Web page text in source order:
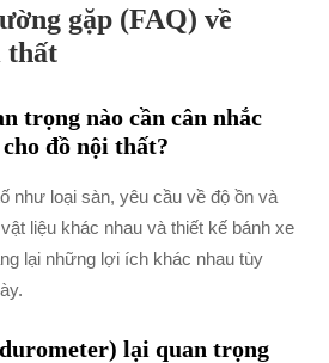
gặp (FAQ) về
thất
trọng nào cần cân nhắc
đồ nội thất?
như loại sàn, yêu cầu về độ ồn và
liệu khác nhau và thiết kế bánh xe
lại những lợi ích khác nhau tùy
lại quan trọng